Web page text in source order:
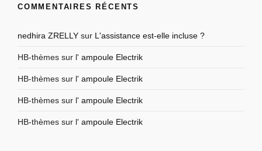
COMMENTAIRES RÉCENTS
nedhira ZRELLY sur L'assistance est-elle incluse ?
HB-thèmes sur l' ampoule Electrik
HB-thèmes sur l' ampoule Electrik
HB-thèmes sur l' ampoule Electrik
HB-thèmes sur l' ampoule Electrik